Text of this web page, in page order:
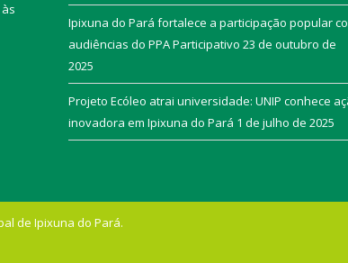
Ipixuna do Pará fortalece a participação popular
audiências do PPA Participativo 23 de outubro de
2025
Projeto Ecóleo atrai universidade: UNIP conhece
inovadora em Ipixuna do Pará 1 de julho de 2025
de Ipixuna do Pará.